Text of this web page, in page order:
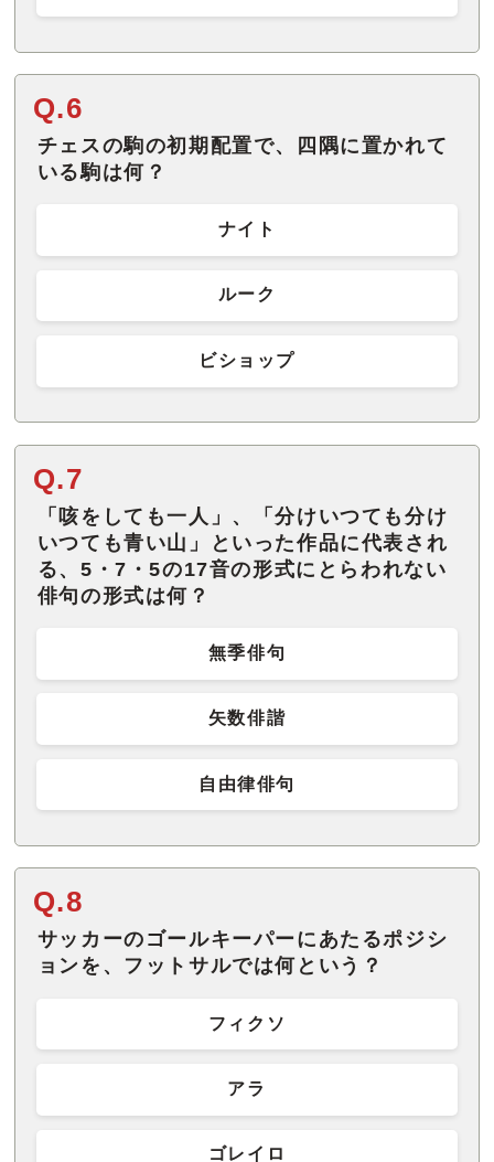
Q.6
チェスの駒の初期配置で、四隅に置かれて
いる駒は何？
ナイト
ルーク
ビショップ
Q.7
「咳をしても一人」、「分けいつても分け
いつても青い山」といった作品に代表され
る、5・7・5の17音の形式にとらわれない
俳句の形式は何？
無季俳句
矢数俳諧
自由律俳句
Q.8
サッカーのゴールキーパーにあたるポジシ
ョンを、フットサルでは何という？
フィクソ
アラ
ゴレイロ